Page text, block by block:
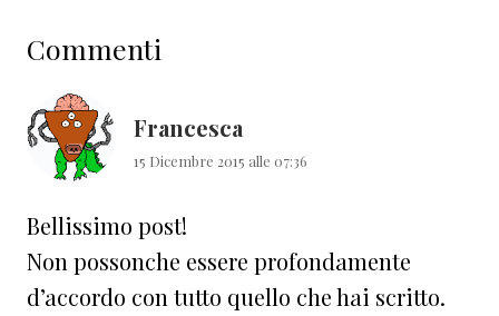
del
lettore
Commenti
Francesca
15 Dicembre 2015 alle 07:36
Bellissimo post!
Non possonche essere profondamente
d’accordo con tutto quello che hai scritto.